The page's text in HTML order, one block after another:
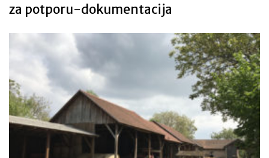
za potporu-dokumentacija